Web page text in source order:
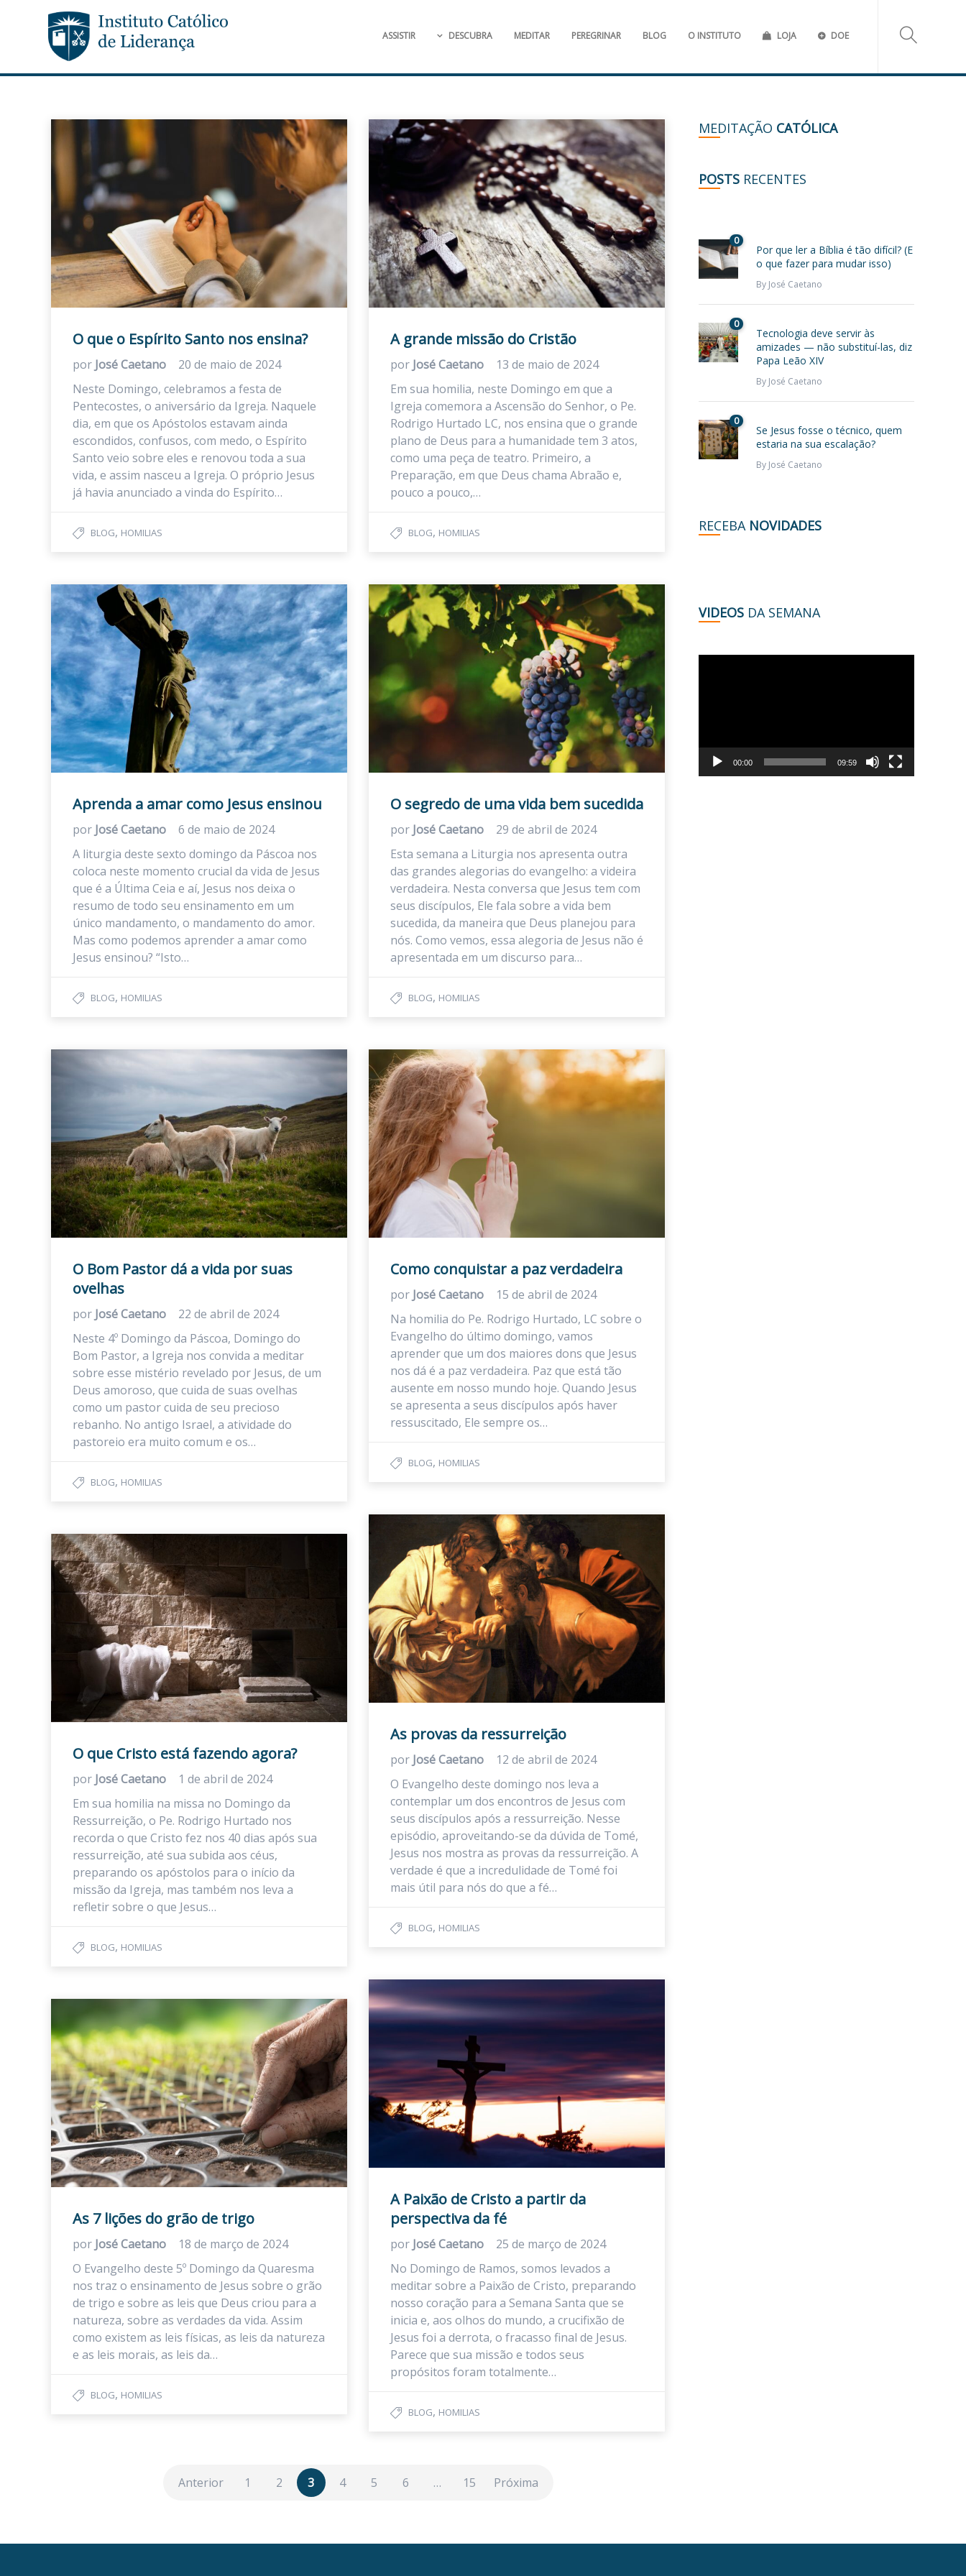
ASSISTIR DESCUBRA MEDITAR PEREGRINAR BLOG O INSTITUTO LOJA DOE
O que o Espírito Santo nos ensina?
por José Caetano
20 de maio de 2024
Neste Domingo, celebramos a festa de
Pentecostes, o aniversário da Igreja. Naquele
dia, em que os Apóstolos estavam ainda
escondidos, confusos, com medo, o Espírito
Santo veio sobre eles e renovou toda a sua
vida, e assim nasceu a Igreja. O próprio Jesus
já havia anunciado a vinda do Espírito…
BLOG, HOMILIAS
A grande missão do Cristão
por José Caetano
13 de maio de 2024
Em sua homilia, neste Domingo em que a
Igreja comemora a Ascensão do Senhor, o Pe.
Rodrigo Hurtado LC, nos ensina que o grande
plano de Deus para a humanidade tem 3 atos,
como uma peça de teatro. Primeiro, a
Preparação, em que Deus chama Abraão e,
pouco a pouco,…
BLOG, HOMILIAS
Aprenda a amar como Jesus ensinou
por José Caetano
6 de maio de 2024
A liturgia deste sexto domingo da Páscoa nos
coloca neste momento crucial da vida de Jesus
que é a Última Ceia e aí, Jesus nos deixa o
resumo de todo seu ensinamento em um
único mandamento, o mandamento do amor.
Mas como podemos aprender a amar como
Jesus ensinou? “Isto…
BLOG, HOMILIAS
O segredo de uma vida bem sucedida
por José Caetano
29 de abril de 2024
Esta semana a Liturgia nos apresenta outra
das grandes alegorias do evangelho: a videira
verdadeira. Nesta conversa que Jesus tem com
seus discípulos, Ele fala sobre a vida bem
sucedida, da maneira que Deus planejou para
nós. Como vemos, essa alegoria de Jesus não é
apresentada em um discurso para…
BLOG, HOMILIAS
O Bom Pastor dá a vida por suas
ovelhas
por José Caetano
22 de abril de 2024
Neste 4º Domingo da Páscoa, Domingo do
Bom Pastor, a Igreja nos convida a meditar
sobre esse mistério revelado por Jesus, de um
Deus amoroso, que cuida de suas ovelhas
como um pastor cuida de seu precioso
rebanho. No antigo Israel, a atividade do
pastoreio era muito comum e os…
BLOG, HOMILIAS
Como conquistar a paz verdadeira
por José Caetano
15 de abril de 2024
Na homilia do Pe. Rodrigo Hurtado, LC sobre o
Evangelho do último domingo, vamos
aprender que um dos maiores dons que Jesus
nos dá é a paz verdadeira. Paz que está tão
ausente em nosso mundo hoje. Quando Jesus
se apresenta a seus discípulos após haver
ressuscitado, Ele sempre os…
BLOG, HOMILIAS
As provas da ressurreição
por José Caetano
12 de abril de 2024
O Evangelho deste domingo nos leva a
contemplar um dos encontros de Jesus com
seus discípulos após a ressurreição. Nesse
episódio, aproveitando-se da dúvida de Tomé,
Jesus nos mostra as provas da ressurreição. A
verdade é que a incredulidade de Tomé foi
mais útil para nós do que a fé…
BLOG, HOMILIAS
O que Cristo está fazendo agora?
por José Caetano
1 de abril de 2024
Em sua homilia na missa no Domingo da
Ressurreição, o Pe. Rodrigo Hurtado nos
recorda o que Cristo fez nos 40 dias após sua
ressurreição, até sua subida aos céus,
preparando os apóstolos para o início da
missão da Igreja, mas também nos leva a
refletir sobre o que Jesus…
BLOG, HOMILIAS
A Paixão de Cristo a partir da
perspectiva da fé
por José Caetano
25 de março de 2024
No Domingo de Ramos, somos levados a
meditar sobre a Paixão de Cristo, preparando
nosso coração para a Semana Santa que se
inicia e, aos olhos do mundo, a crucifixão de
Jesus foi a derrota, o fracasso final de Jesus.
Parece que sua missão e todos seus
propósitos foram totalmente…
BLOG, HOMILIAS
As 7 lições do grão de trigo
por José Caetano
18 de março de 2024
O Evangelho deste 5º Domingo da Quaresma
nos traz o ensinamento de Jesus sobre o grão
de trigo e sobre as leis que Deus criou para a
natureza, sobre as verdades da vida. Assim
como existem as leis físicas, as leis da natureza
e as leis morais, as leis da…
BLOG, HOMILIAS
Anterior 1 2 3 4 5 6 … 15 Próxima
MEDITAÇÃO CATÓLICA
POSTS RECENTES
0
Por que ler a Bíblia é tão difícil? (E
o que fazer para mudar isso)
By José Caetano
0
Tecnologia deve servir às
amizades — não substituí-las, diz
Papa Leão XIV
By José Caetano
0
Se Jesus fosse o técnico, quem
estaria na sua escalação?
By José Caetano
RECEBA NOVIDADES
VIDEOS DA SEMANA
00:00 09:59